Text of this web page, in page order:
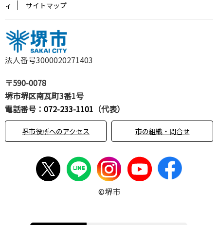
法人番号3000020271403
〒590-0078
堺市堺区南瓦町3番1号
電話番号： 072-233-1101 （代表）
堺市役所へのアクセス 市の組織・問合せ
ィ
サイトマップ
©堺市